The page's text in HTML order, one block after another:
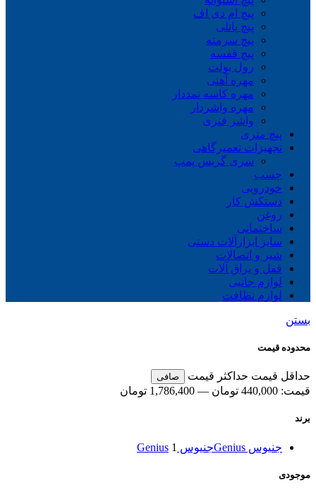
پیچ ام دی اف
پیچ پانلی
پیچ سرمته
پیچ قفسه
رول بولت
مهره آهنی
مهره کاسه نمددار
مهره واشردار
واشر فنری
پیچ متری
تجهیزات تعمیرگاهی
سری گریس پمپ
چسب
خودرویی
دستکش کار
روغن
ساختمانی
سایز ابزارآلات دستی
شیر و اتصالات
قفل و یراق آلات
لوازم جانبی
لوازم نظافت
بستن
محدوده قیمت
حداقل قیمت حداكثر قيمت صافی
قيمت: 440,000 تومان — 1,786,400 تومان
برند
جنیوس Genius جنیوس Genius 1
موجودی